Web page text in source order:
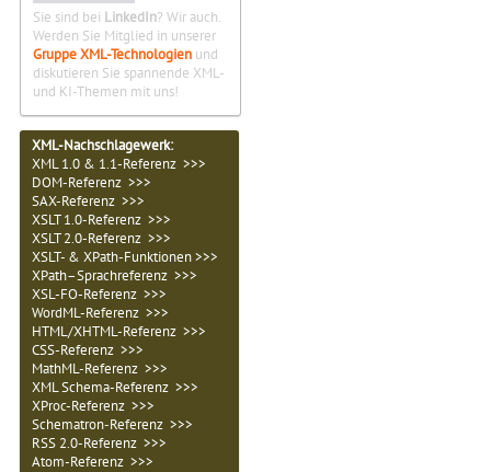
Sie sind bei LinkedIn? Wir auch.
Werden Sie Mitglied in unserer
Gruppe XML-Technologien und
diskutieren Sie spannende XML-
und KI-Themen mit uns!
XML-Nachschlagewerk:
XML 1.0 & 1.1-Referenz >>>
DOM-Referenz >>>
SAX-Referenz >>>
XSLT 1.0-Referenz >>>
XSLT 2.0-Referenz >>>
XSLT- & XPath-Funktionen >>>
XPath–Sprachreferenz >>>
XSL-FO-Referenz >>>
WordML-Referenz >>>
HTML/XHTML-Referenz >>>
CSS-Referenz >>>
MathML-Referenz >>>
XML Schema-Referenz >>>
XProc-Referenz >>>
Schematron-Referenz >>>
RSS 2.0-Referenz >>>
Atom-Referenz >>>